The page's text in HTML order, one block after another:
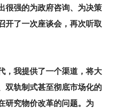
很强的为政府咨询、为决策
开了一次座谈会，再次听取
，我提供了一个渠道，将大
双轨制式甚至彻底市场化的
研究物价改革的问题。为